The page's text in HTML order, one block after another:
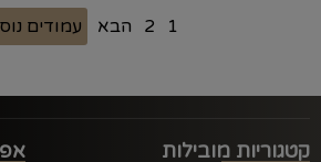
1
2 הבא עמודים
קטגוריות מובילות